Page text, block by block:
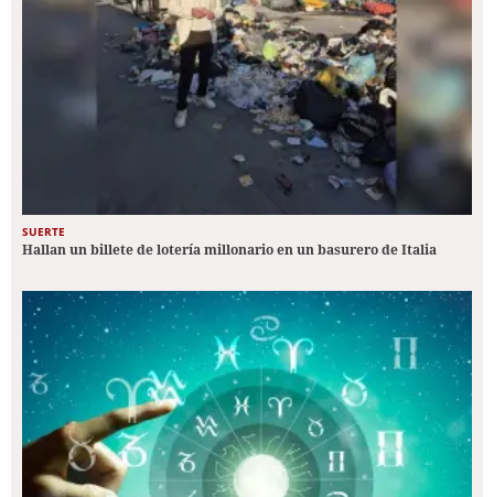
SUERTE
Hallan un billete de lotería millonario en un basurero de Italia